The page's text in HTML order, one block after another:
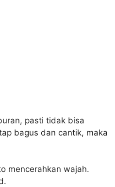
pasti tidak bisa
bagus dan cantik, maka
mencerahkan wajah.